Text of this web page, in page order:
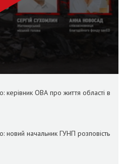
ОВА про життя області в
начальник ГУНП розповість